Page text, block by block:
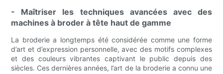
- Maîtriser les techniques avancées avec des
machines à broder à tête haut de gamme
La broderie a longtemps été considérée comme une forme
d’art et d’expression personnelle, avec des motifs complexes
et des couleurs vibrantes captivant le public depuis des
siècles. Ces dernières années, l’art de la broderie a connu une